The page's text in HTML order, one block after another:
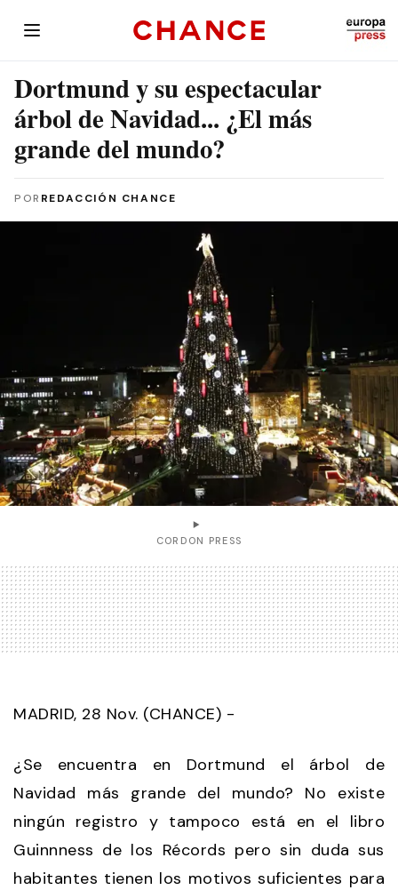
Dortmund y su espectacular
árbol de Navidad... ¿El más
grande del mundo?
POR REDACCIÓN CHANCE
CORDON PRESS
MADRID, 28 Nov. (CHANCE) -
¿Se encuentra en Dortmund el árbol de
Navidad más grande del mundo? No existe
ningún registro y tampoco está en el libro
Guinnness de los Récords pero sin duda sus
habitantes tienen los motivos suficientes para